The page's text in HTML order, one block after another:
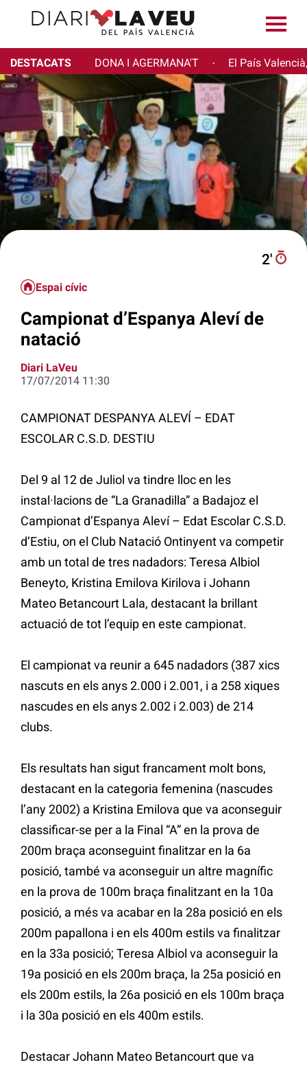
DESTACATS DONA I AGERMANA'T · El País
2′
Espai cívic
Campionat d’Espanya Aleví de
natació
Diari LaVeu
17/07/2014 11:30
CAMPIONAT DESPANYA ALEVÍ – EDAT
ESCOLAR C.S.D. DESTIU
Del 9 al 12 de Juliol va tindre lloc en les
instal·lacions de “La Granadilla” a Badajoz el
Campionat d’Espanya Aleví – Edat Escolar C.S.D.
d’Estiu, on el Club Natació Ontinyent va competir
amb un total de tres nadadors: Teresa Albiol
Beneyto, Kristina Emilova Kirilova i Johann
Mateo Betancourt Lala, destacant la brillant
actuació de tot l’equip en este campionat.
El campionat va reunir a 645 nadadors (387 xics
nascuts en els anys 2.000 i 2.001, i a 258 xiques
nascudes en els anys 2.002 i 2.003) de 214
clubs.
Els resultats han sigut francament molt bons,
destacant en la categoria femenina (nascudes
l’any 2002) a Kristina Emilova que va aconseguir
classificar-se per a la Final “A” en la prova de
200m braça aconseguint finalitzar en la 6a
posició, també va aconseguir un altre magnífic
en la prova de 100m braça finalitzant en la 10a
posició, a més va acabar en la 28a posició en els
200m papallona i en els 400m estils va finalitzar
en la 33a posició; Teresa Albiol va aconseguir la
19a posició en els 200m braça, la 25a posició en
els 200m estils, la 26a posició en els 100m braça
i la 30a posició en els 400m estils.
Destacar Johann Mateo Betancourt que va